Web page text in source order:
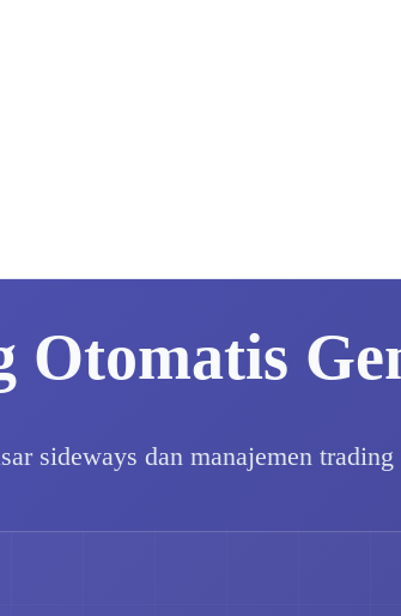
Otomatis
sideways dan manajemen